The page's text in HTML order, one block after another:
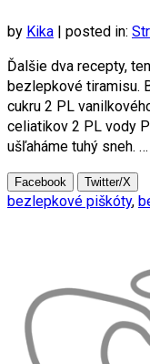
by Kika | posted in:
Ďalšie dva recepty,
bezlepkové tiramisu.
cukru 2 PL
celiatikov 2 PL vody
ušľaháme tuhý sneh. …
Facebook Twitter/X
bezlepkové piškóty,